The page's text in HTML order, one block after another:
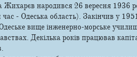
Жихарєв народився 26 вересня 1936
час - Одеська область). Закінчив у
вище інженерно-морське
Декілька років працював